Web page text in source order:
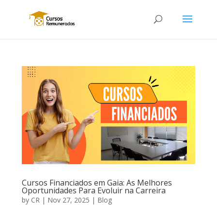
Cursos Financiados em Gaia: As Melhores
Oportunidades Para Evoluir na Carreira
by CR | Nov 27, 2025 | Blog